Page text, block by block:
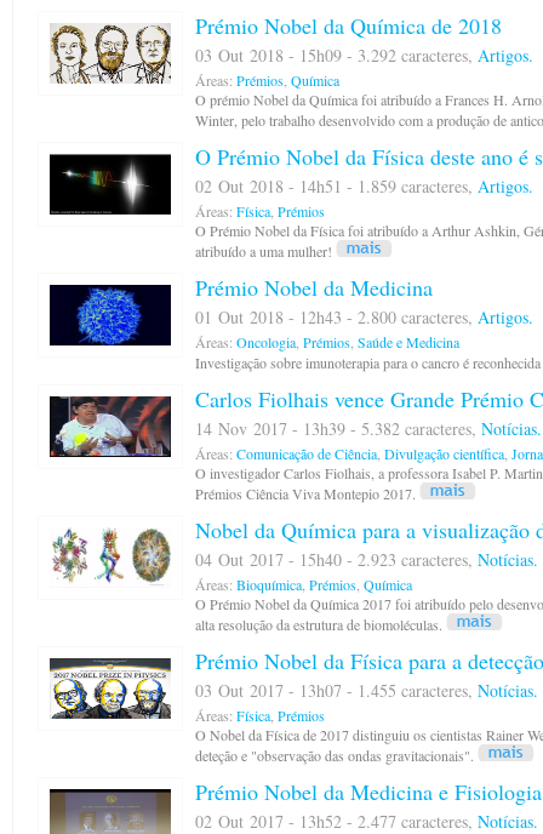
Prémio Nobel da Química de 2018
03 Out 2018 - 15h09 - 3.292 caracteres, Artigos.
Áreas: Prémios Química
O prémio Nobel da Química foi atribuído a Frances H.
Winter, pelo trabalho desenvolvido com a produção de
O Prémio Nobel da Física deste ano é
02 Out 2018 - 14h51 - 1.859 caracteres, Artigos.
Áreas: Física Prémios
O Prémio Nobel da Física foi atribuído a Arthur Ashkin,
atribuído a uma mulher!
Prémio Nobel da Medicina
01 Out 2018 - 12h43 - 2.800 caracteres, Artigos.
Áreas: Oncologia Prémios Saúde e Medicina
Investigação sobre imunoterapia para o cancro é
Carlos Fiolhais vence Grande Prémio
14 Nov 2017 - 13h39 - 5.382 caracteres, Notícias.
Áreas: Comunicação de Ciência Divulgação científica
O investigador Carlos Fiolhais, a professora Isabel P.
Prémios Ciência Viva Montepio 2017.
Nobel da Química para a visualização
04 Out 2017 - 15h40 - 2.923 caracteres, Notícias.
Áreas: Bioquímica Prémios Química
O Prémio Nobel da Química 2017 foi atribuído pelo
alta resolução da estrutura de biomoléculas.
Prémio Nobel da Física para a
03 Out 2017 - 13h07 - 1.455 caracteres, Notícias.
Áreas: Física Prémios
O Nobel da Física de 2017 distinguiu os cientistas Rainer
deteção e "observação das ondas gravitacionais".
Prémio Nobel da Medicina e
02 Out 2017 - 13h52 - 2.477 caracteres, Notícias.